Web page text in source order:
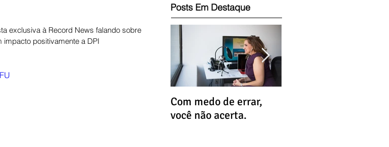
exclusiva à Record News falando sobre
impacto positivamente a DPI
Posts Em Destaque
Com medo de errar,
você não acerta.